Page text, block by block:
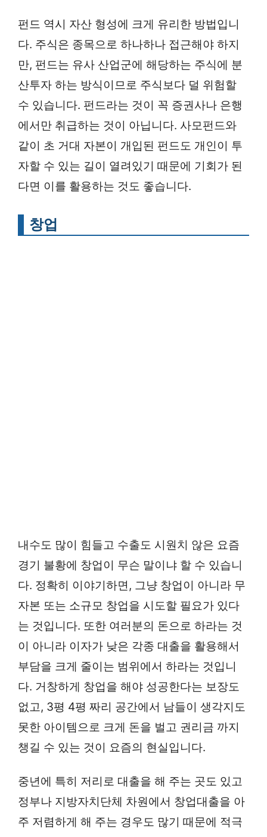
펀드 역시 자산 형성에 크게 유리한 방법입니
다. 주식은 종목으로 하나하나 접근해야 하지
만, 펀드는 유사 산업군에 해당하는 주식에 분
산투자 하는 방식이므로 주식보다 덜 위험할
수 있습니다. 펀드라는 것이 꼭 증권사나 은행
에서만 취급하는 것이 아닙니다. 사모펀드와
같이 초 거대 자본이 개입된 펀드도 개인이 투
자할 수 있는 길이 열려있기 때문에 기회가 된
다면 이를 활용하는 것도 좋습니다.
창업
내수도 많이 힘들고 수출도 시원치 않은 요즘
경기 불황에 창업이 무슨 말이냐 할 수 있습니
다. 정확히 이야기하면, 그냥 창업이 아니라 무
자본 또는 소규모 창업을 시도할 필요가 있다
는 것입니다. 또한 여러분의 돈으로 하라는 것
이 아니라 이자가 낮은 각종 대출을 활용해서
부담을 크게 줄이는 범위에서 하라는 것입니
다. 거창하게 창업을 해야 성공한다는 보장도
없고, 3평 4평 짜리 공간에서 남들이 생각지도
못한 아이템으로 크게 돈을 벌고 권리금 까지
챙길 수 있는 것이 요즘의 현실입니다.
중년에 특히 저리로 대출을 해 주는 곳도 있고
정부나 지방자치단체 차원에서 창업대출을 아
주 저렴하게 해 주는 경우도 많기 때문에 적극